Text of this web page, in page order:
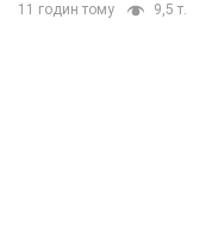
11 годин тому 9,5 т.